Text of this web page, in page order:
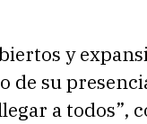
y
de su
a todos”,